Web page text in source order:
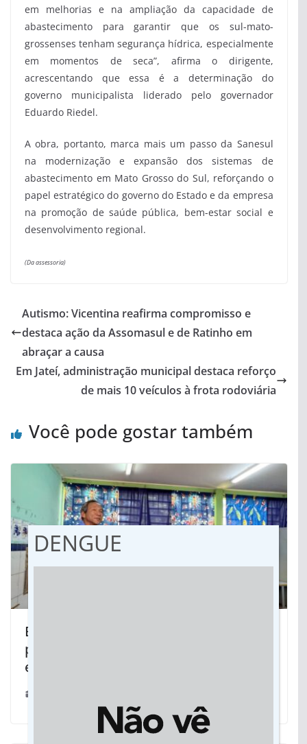
em melhorias e na ampliação da capacidade de
abastecimento para garantir que os sul-mato-
grossenses tenham segurança hídrica, especialmente
em momentos de seca”, afirma o dirigente,
acrescentando que essa é a determinação do
governo municipalista liderado pelo governador
Eduardo Riedel.
A obra, portanto, marca mais um passo da Sanesul
na modernização e expansão dos sistemas de
abastecimento em Mato Grosso do Sul, reforçando o
papel estratégico do governo do Estado e da empresa
na promoção de saúde pública, bem-estar social e
desenvolvimento regional.
(Da assessoria)
Autismo: Vicentina reafirma compromisso e
destaca ação da Assomasul e de Ratinho em
abraçar a causa
Em Jateí, administração municipal destaca reforço
de mais 10 veículos à frota rodoviária
Você pode gostar também
Em Dourados, secretária é convocada
para explicar sobre instalações
elétricas nas escolas
DENGUE